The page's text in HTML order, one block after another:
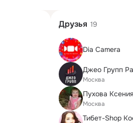
Друзья 19
Dia Camera
Джео Групп
Москва
Пухова Ксения
Москва
Тибет-Shop